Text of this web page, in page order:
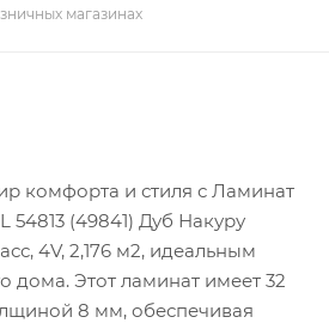
магазинах
комфорта и стиля с Ламинат
54813 (49841) Дуб Накуру
4V, 2,176 м2, идеальным
дома. Этот ламинат имеет 32
8 мм, обеспечивая